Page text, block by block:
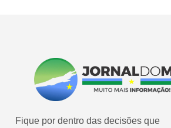
Fique por dentro das decisões que